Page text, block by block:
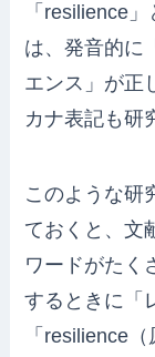
「resilience
は、発音的に
エンス」が正
カナ表記も研
このような研
ておくと、文
ワードがたく
するときに「
「resilience